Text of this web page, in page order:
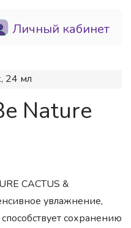
Личный кабинет
24 мл
Nature
CACTUS &
увлажнение,
сохранению